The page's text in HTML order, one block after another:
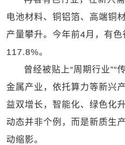
电池材料、铜铝箔、高端铜
产量攀升。今年前4月，有
117.8%。
曾经被贴上“周期行业”“
金属产业，依托算力等新兴
益双增长，智能化、绿色化
动态并非个例，而是新质生
动缩影。